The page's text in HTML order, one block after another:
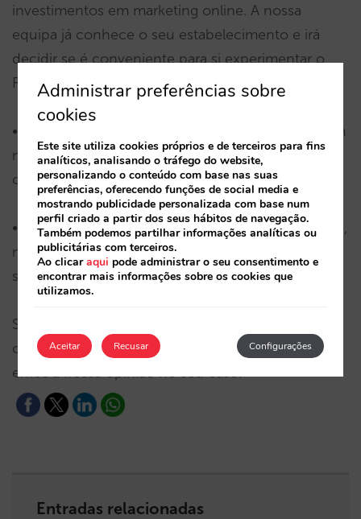
investimentos em marketing online. A nossa
equipa já conhece o seu estabelecimento e irá
decidir se é conveniente para si experimentar o
RBM.
• Se os seus investimentos na Google se basearem
no CPA (pagamento por reserva), não implicará
custos adicionais
• Se utilizar o modelo CPC (pagamento por clique),
nós avaliaremos se deve experimentar colocar o
seu hotel no RBM, de acordo com o seu potencial
Se também estiver interessado ou tiver
curiosidade, pode contactar-nos e explicar-lhe-
emos a nossa opinião no seu caso.
Entradas relacionadas
Administrar preferências sobre
cookies
Este site utiliza cookies próprios e de terceiros para fins
analíticos, analisando o tráfego do website,
personalizando o conteúdo com base nas suas
preferências, oferecendo funções de social media e
mostrando publicidade personalizada com base num
perfil criado a partir dos seus hábitos de navegação.
Também podemos partilhar informações analíticas ou
publicitárias com terceiros.
Ao clicaraqui pode administrar o seu consentimento e
encontrar mais informações sobre os cookies que
utilizamos.
Aceitar Configurações
Recusar